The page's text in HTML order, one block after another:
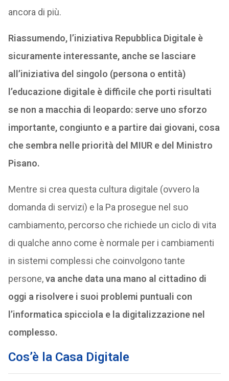
ancora di più.
Riassumendo, l’iniziativa Repubblica Digitale è
sicuramente interessante, anche se lasciare
all’iniziativa del singolo (persona o entità)
l’educazione digitale è difficile che porti risultati
se non a macchia di leopardo: serve uno sforzo
importante, congiunto e a partire dai giovani, cosa
che sembra nelle priorità del MIUR e del Ministro
Pisano.
Mentre si crea questa cultura digitale (ovvero la
domanda di servizi) e la Pa prosegue nel suo
cambiamento, percorso che richiede un ciclo di vita
di qualche anno come è normale per i cambiamenti
in sistemi complessi che coinvolgono tante
persone,va anche data una mano al cittadino di
oggi a risolvere i suoi problemi puntuali con
l’informatica spicciola e la digitalizzazione nel
complesso.
Cos’è la Casa Digitale